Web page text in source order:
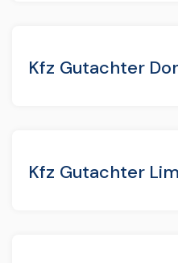
Kfz Gutachter
Kfz Gutachter